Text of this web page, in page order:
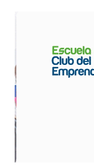
Autónomos: toca